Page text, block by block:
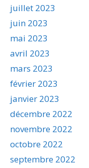
juillet 2023
juin 2023
mai 2023
avril 2023
mars 2023
février 2023
janvier 2023
décembre 2022
novembre 2022
octobre 2022
septembre 2022